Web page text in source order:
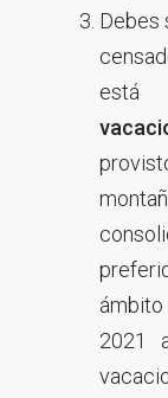
Debes
está
2021